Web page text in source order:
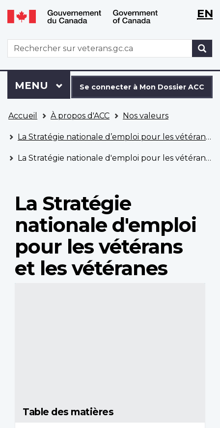
Aller
au
principal
Passer
à
version
HTML
simplifiée
WxT
WxTEN
WxT
Search
form
connecter
à
Dossier
ACC
Se connecter à Mon Dossier ACC
Menu
MENU PRINCIPAL
êtes
ici
Accueil À propos d'ACC Nos valeurs
La Stratégie nationale d’emploi pour les vétérans et les vétéranes
La Stratégie nationale d'emploi pour les vétérans et les vétéranes
La Stratégie
nationale d'emploi
pour les vétérans
et les vétéranes
Table des matières